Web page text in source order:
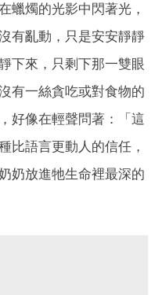
蠟燭的光影中閃著光，
有亂動，只是安安靜靜
下來，只剩下那一雙眼
有一絲貪吃或對食物的
好像在輕聲問著：「這
比語言更動人的信任，
奶放進牠生命裡最深的